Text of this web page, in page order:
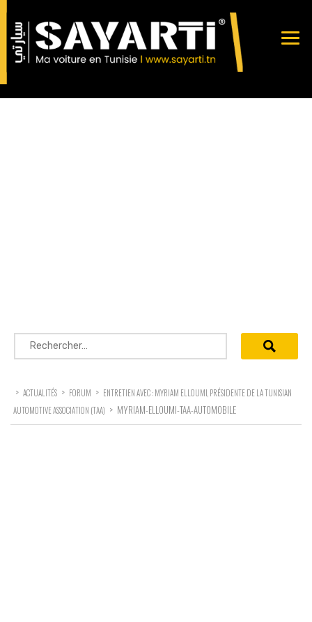
Rechercher :
> ACTUALITÉS > FORUM > ENTRETIEN AVEC : MYRIAM ELLOUMI, PRÉSIDENTE DE LA TUNISIAN
AUTOMOTIVE ASSOCIATION (TAA) > MYRIAM-ELLOUMI-TAA-AUTOMOBILE